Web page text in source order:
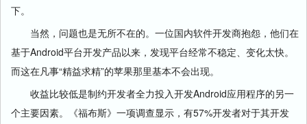
下。
当然，问题也是无所不在的。一位国内软件开发商抱怨，他们在
基于Android平台开发产品以来，发现平台经常不稳定、变化太快。
而这在凡事“精益求精”的苹果那里基本不会出现。
收益比较低是制约开发者全力投入开发Android应用程序的另一
个主要因素。《福布斯》一项调查显示，有57%开发者对于其开发